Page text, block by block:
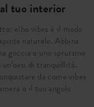
tuo interior
elho vibes è il modo
naturale. Abbina
goccia o uno spruzzino
di tranquillità.
da come vibes
o il tuo angolo